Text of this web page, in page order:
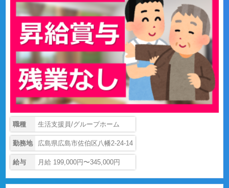
職種 生活支援員/グループホーム
勤務地 広島県広島市佐伯区八幡2-24-14
給与 月給 199,000円〜345,000円